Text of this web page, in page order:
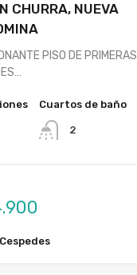
CHURRA, NUEVA
PISO DE PRIMERAS
Cuartos de baño
2